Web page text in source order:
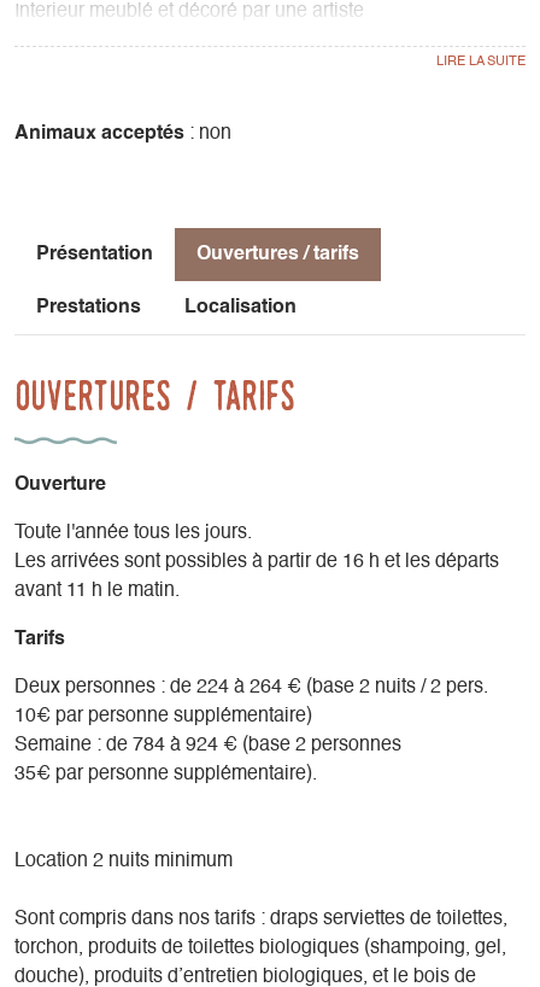
Interieur meublé et décoré par une artiste
2 chambres a l’étage, un coin cuisine, un salon avec poéle
Equipement
les arbres
Animaux acceptés : non
Présentation Ouvertures / tarifs
Prestations Localisation
Ouvertures / tarifs
Ouverture
Toute l'année tous les jours.
Les arrivées sont possibles à partir de 16 h et les départs
avant 11 h le matin.
Tarifs
Deux personnes : de 224 à 264 € (base 2 nuits / 2 pers.
10€ par personne supplémentaire)
Semaine : de 784 à 924 € (base 2 personnes
35€ par personne supplémentaire).
Location 2 nuits minimum
Sont compris dans nos tarifs : draps serviettes de toilettes,
torchon, produits de toilettes biologiques (shampoing, gel,
douche), produits d’entretien biologiques, et le bois de